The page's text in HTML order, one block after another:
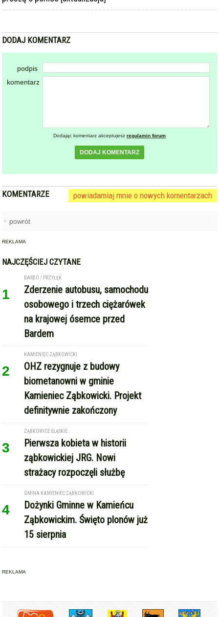
DODAJ KOMENTARZ
podpis
komentarz
Dodając komentarz akceptujesz regulamin forum
DODAJ KOMENTARZ
KOMENTARZE powiadamiaj mnie o nowych komentarzach
powrót
REKLAMA
NAJCZĘŚCIEJ CZYTANE
1
BARDO / PRZYŁĘK
Zderzenie autobusu, samochodu
osobowego i trzech ciężarówek
na krajowej ósemce przed
Bardem
2
KAMIENIEC ZĄBKOWICKI
OHZ rezygnuje z budowy
biometanowni w gminie
Kamieniec Ząbkowicki. Projekt
definitywnie zakończony
3
ZĄBKOWICE ŚLĄSKIE
Pierwsza kobieta w historii
ząbkowickiej JRG. Nowi
strażacy rozpoczęli służbę
4
GMINA KAMIENIEC ZĄBKOWICKI
Dożynki Gminne w Kamieńcu
Ząbkowickim. Święto plonów już
15 sierpnia
REKLAMA